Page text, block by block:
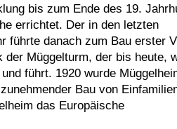
bis zum Ende des 19.
errichtet. Der in den letzten
führte danach zum Bau erster
Müggelturm, der bis heute,
führt. 1920 wurde
Bau von
das Europäische